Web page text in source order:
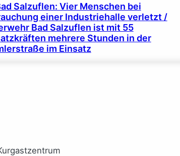
Salzuflen: Vier Menschen bei
einer Industriehalle verletzt /
Bad Salzuflen ist mit 55
mehrere Stunden in der
im Einsatz